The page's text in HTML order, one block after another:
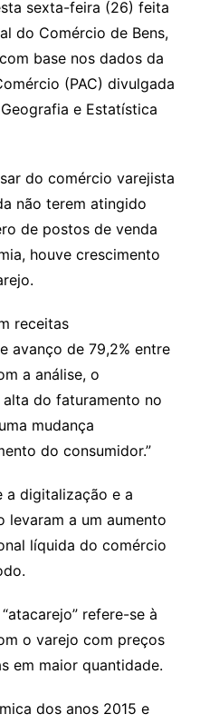
n
Cl
a
s
sr
o
m
s
sexta-feira (26) feita
do Comércio de Bens,
base nos dados da
(PAC) divulgada
e Estatística
do comércio varejista
não terem atingido
de postos de venda
houve crescimento
receitas
avanço de 79,2% entre
a análise, o
do faturamento no
mudança
do consumidor.”
a digitalização e a
levaram a um aumento
líquida do comércio
refere-se à
o varejo com preços
em maior quantidade.
dos anos 2015 e